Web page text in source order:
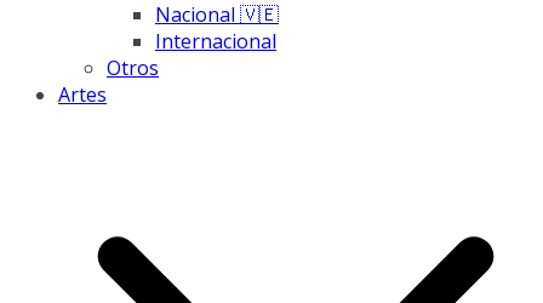
Nacional 🇻🇪
Internacional
Otros
Artes